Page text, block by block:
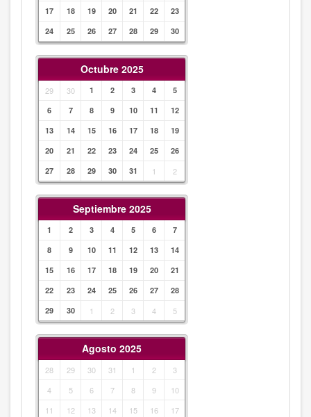
17
18 19 20 21 22
23
24
25 26 27 28 29 30
Octubre 2025
29 30 1 2 3 4
5
6
7 8 9 10 11
12
13
14 15 16 17 18
19
20
21 22 23 24 25
26
27
28 29 30 31 1 2
Septiembre 2025
1 2 3 4 5 6
7
8
9 10 11 12 13
14
15
16 17 18 19 20
21
22
23 24 25 26 27
28
29
30 1 2 3 4 5
Agosto 2025
28 29 30 31 1 2
3
4
5 6 7 8 9
10
11
12 13 14 15 16
17